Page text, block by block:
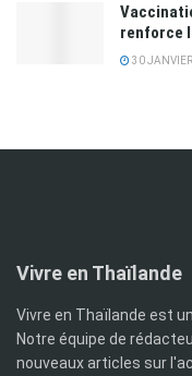
renforce
30
Vivre en Thaïlande
Vivre en Thaïlande est
Notre équipe de
nouveaux articles sur